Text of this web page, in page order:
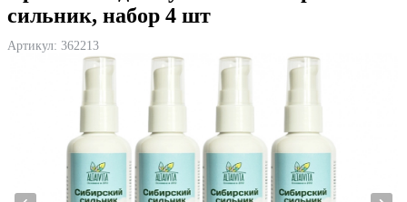
сильник, набор 4 шт
Артикул: 362213